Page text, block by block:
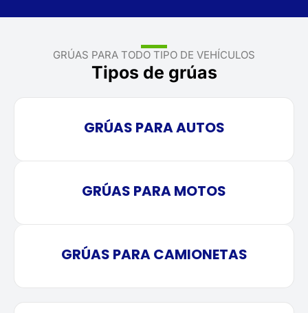
GRÚAS PARA TODO TIPO DE VEHÍCULOS
Tipos de grúas
GRÚAS PARA AUTOS
GRÚAS PARA MOTOS
GRÚAS PARA CAMIONETAS